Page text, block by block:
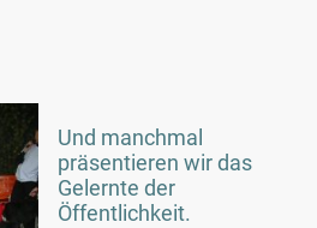
Und manchmal
präsentieren wir das
Gelernte der
Öffentlichkeit.